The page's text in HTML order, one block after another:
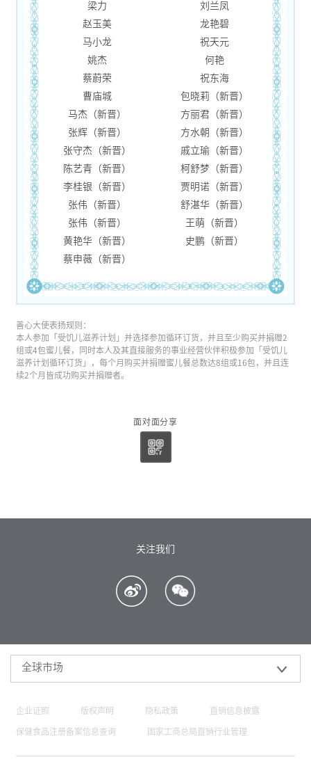
梁力
刘兰凤
赵玉美
龙艳碧
马小龙
祝天元
姚杰
何艳
蔡蔚荣
祝东海
曹庙城
包晓莉（新晋）
马杰（新晋）
方丽君（新晋）
张辉（新晋）
方水朝（新晋）
张守杰（新晋）
戚立瑜（新晋）
陈艺青（新晋）
柯舒梦（新晋）
李桂银（新晋）
贾明诺（新晋）
张伟（新晋）
舒湛华（新晋）
张伟（新晋）
王萌（新晋）
黄艳华（新晋）
史鹏（新晋）
蔡申薇（新晋）
善心大使表扬规则：
本人参加「受饥儿滋养计划」并选择参加循环订货，并且至少购买并捐赠2
组或4包蜜儿餐，同时本人及其直接服务的事业经营伙伴积极参加「受饥儿
滋养计划循环订货」，每个月购买并捐赠蜜儿餐总数达8组或16包，并且连
续2个月皆成功购买并捐赠者。
面对面分享
关注我们
全球市场
企业证照 版权声明 隐私政策 直销信息披露
保健食品注册备案信息查询 国家工商总局直销行业管理